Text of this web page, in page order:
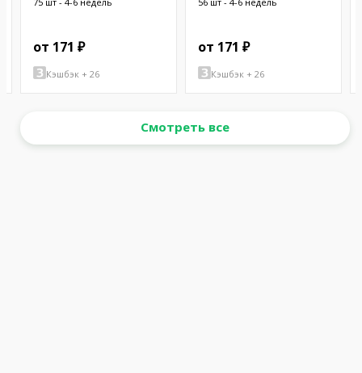
от 171 ₽
Кэшбэк + 26
от 171 ₽
Кэшбэк + 26
Смотреть все